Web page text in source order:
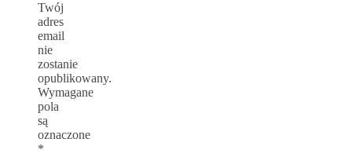
Twój
adres
email
nie
zostanie
opublikowany.
Wymagane
pola
są
oznaczone
*